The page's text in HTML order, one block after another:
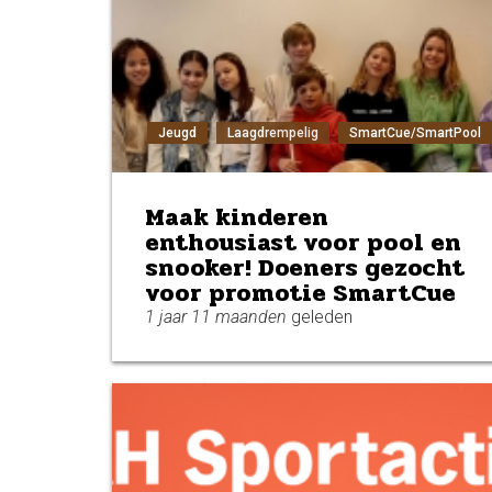
Jeugd Laagdrempelig SmartCue/SmartPool
Maak kinderen
enthousiast voor pool en
snooker! Doeners gezocht
voor promotie SmartCue
1 jaar 11 maanden geleden